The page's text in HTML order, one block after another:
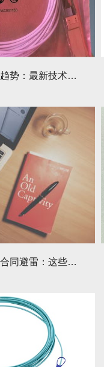
Mellanox线缆采购趋势：最新技术标准与市场动态！
Mellanox线缆采购合同避雷：这些条款必须看清楚！